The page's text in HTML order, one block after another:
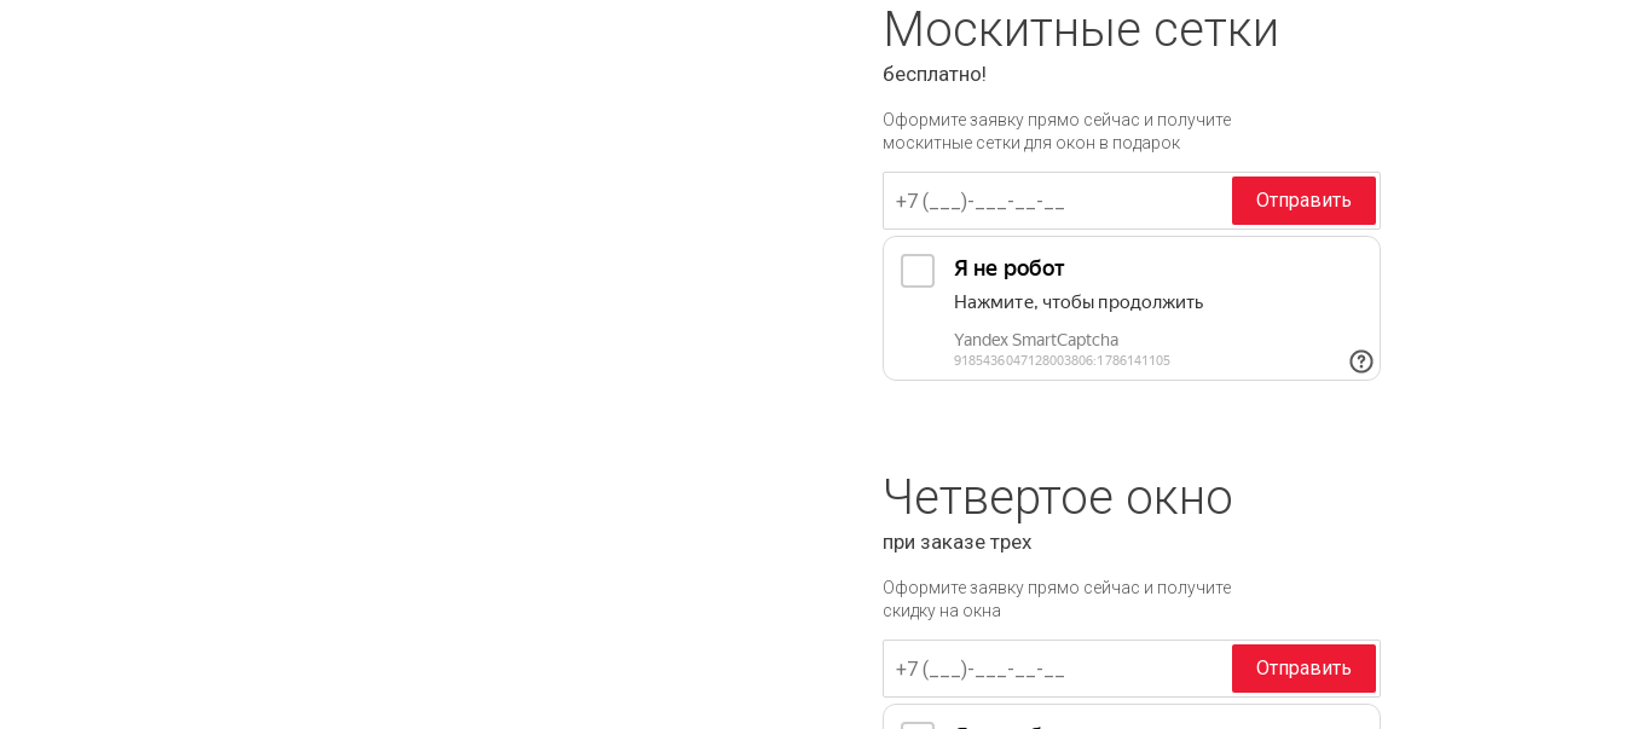
Москитные сетки
бесплатно!
Оформите заявку прямо сейчас и получите
москитные сетки для окон в подарок
Отправить
Четвертое окно
при заказе трех
Оформите заявку прямо сейчас и получите
скидку на окна
Отправить